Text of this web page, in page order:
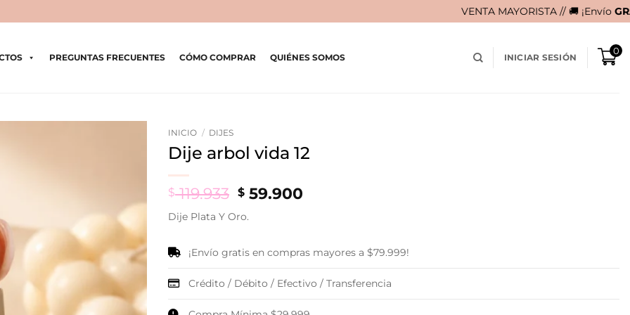
VENTA MAYORISTA // 🚚 ¡EnvíoGRATISen compras
PREGUNTAS FRECUENTES CÓMO COMPRAR QUIÉNES SOMOS INICIAR SESIÓN
0
INICIO / DIJES
Dije arbol vida 12
$119.933 Original
was:
$ 59.900
Dije Plata Y Oro.
¡Envío gratis en compras mayores a $79.999!
Crédito / Débito / Efectivo / Transferencia